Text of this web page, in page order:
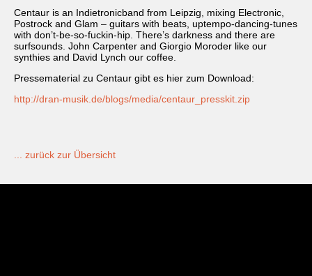
Centaur is an Indietronicband from Leipzig, mixing Electronic,
Postrock and Glam – guitars with beats, uptempo-dancing-tunes
with don’t-be-so-fuckin-hip. There’s darkness and there are
surfsounds. John Carpenter and Giorgio Moroder like our
synthies and David Lynch our coffee.
Pressematerial zu Centaur gibt es hier zum Download:
http://dran-musik.de/blogs/media/centaur_presskit.zip
... zurück zur Übersicht